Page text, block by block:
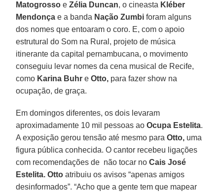
Matogrossoe Zélia Duncan, o cineasta Kléber
Mendonça e a banda Nação Zumbi foram alguns
dos nomes que entoaram o coro. E, com o apoio
estrutural do Som na Rural, projeto de música
itinerante da capital pernambucana, o movimento
conseguiu levar nomes da cena musical de Recife,
como Karina Buhr eOtto, para fazer show na
ocupação, de graça.
Em domingos diferentes, os dois levaram
aproximadamente 10 mil pessoas aoOcupa Estelita.
A exposição gerou tensão até mesmo paraOtto, uma
figura pública conhecida. O cantor recebeu ligações
com recomendações de não tocar noCais José
Estelita. Otto atribuiu os avisos “apenas amigos
desinformados”. “Acho que a gente tem que mapear